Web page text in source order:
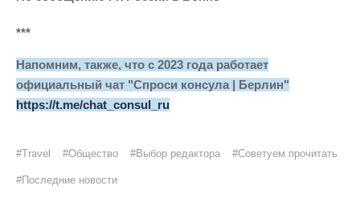
***
Напомним, также, что с 2023 года работает
официальный чат "Спроси консула | Берлин"
https://t.me/chat_consul_ru
#Travel #Общество #Выбор редактора #Советуем прочитать
#Последние новости